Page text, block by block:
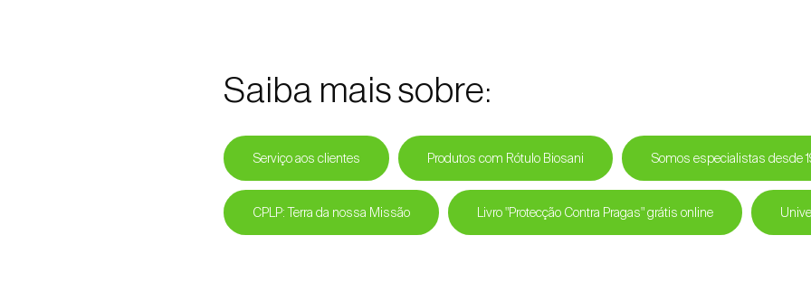
Saiba mais sobre:
Serviço aos clientes Produtos com Rótulo Biosani Somos especialistas desde
CPLP: Terra da nossa Missão Livro "Protecção Contra Pragas" grátis online